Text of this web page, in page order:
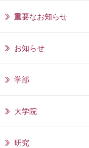
重要なお知らせ
お知らせ
学部
大学院
研究